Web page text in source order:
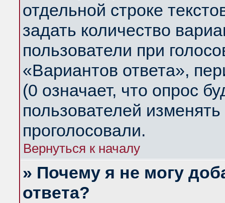
отдельной строке
задать количество
пользователи при
«Вариантов ответа»,
(0 означает, что опрос
пользователей
проголосовали.
Вернуться к началу
» Почему я не могу
ответа?